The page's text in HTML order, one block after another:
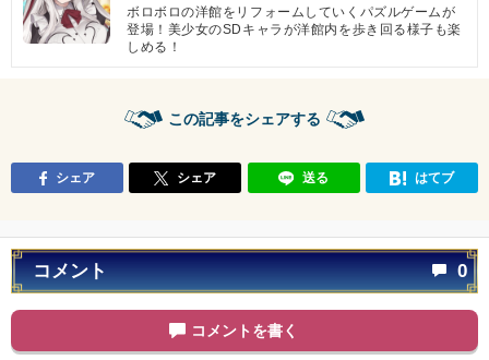
ボロボロの洋館をリフォームしていくパズルゲームが
登場！美少女のSDキャラが洋館内を歩き回る様子も楽
しめる！
この記事をシェアする
シェア シェア 送る はてブ
コメント 0
コメントを書く